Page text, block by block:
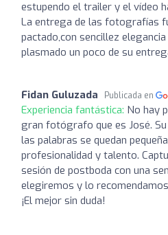
estupendo el trailer y el vídeo
La entrega de las fotografías
pactado,con sencillez
plasmado un poco de su
Fidan Guluzada Publicada en
Experiencia fantástica: No hay
gran fotógrafo que es José.
las palabras se quedan
profesionalidad y talento.
sesión de postboda con una
elegiremos y lo
¡El mejor sin duda!